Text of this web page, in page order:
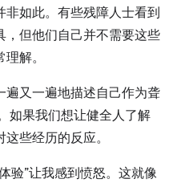
如此。有些残障人士看到
，但他们自己并不需要这些
解。
遍又一遍地描述自己作为聋
如果我们想让健全人了解
些经历的反应。
验”让我感到愤怒。这就像